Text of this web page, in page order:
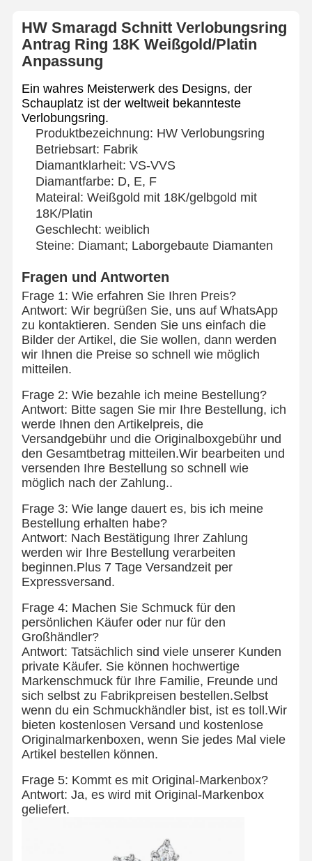
Zu Hause Produkte Videos Über Uns
Werksbesicht
Igung
Qualitätskont
Rolle
Kontakt Mit
Bitte Um Ein
Angebot
HW Smaragd Schnitt Verlobungsring
Antrag Ring 18K Weißgold/Platin
Anpassung
Ein wahres Meisterwerk des Designs, der
Schauplatz ist der weltweit bekannteste
Verlobungsring.
Produktbezeichnung: HW Verlobungsring
Betriebsart: Fabrik
Diamantklarheit: VS-VVS
Diamantfarbe: D, E, F
Mateiral: Weißgold mit 18K/gelbgold mit
18K/Platin
Geschlecht: weiblich
Steine: Diamant; Laborgebaute Diamanten
Fragen und Antworten
Frage 1: Wie erfahren Sie Ihren Preis?
Antwort: Wir begrüßen Sie, uns auf WhatsApp
zu kontaktieren. Senden Sie uns einfach die
Bilder der Artikel, die Sie wollen, dann werden
wir Ihnen die Preise so schnell wie möglich
mitteilen.
Frage 2: Wie bezahle ich meine Bestellung?
Antwort: Bitte sagen Sie mir Ihre Bestellung, ich
werde Ihnen den Artikelpreis, die
Versandgebühr und die Originalboxgebühr und
den Gesamtbetrag mitteilen.Wir bearbeiten und
versenden Ihre Bestellung so schnell wie
möglich nach der Zahlung..
Frage 3: Wie lange dauert es, bis ich meine
Bestellung erhalten habe?
Antwort: Nach Bestätigung Ihrer Zahlung
werden wir Ihre Bestellung verarbeiten
beginnen.Plus 7 Tage Versandzeit per
Expressversand.
Frage 4: Machen Sie Schmuck für den
persönlichen Käufer oder nur für den
Großhändler?
Antwort: Tatsächlich sind viele unserer Kunden
private Käufer. Sie können hochwertige
Markenschmuck für Ihre Familie, Freunde und
sich selbst zu Fabrikpreisen bestellen.Selbst
wenn du ein Schmuckhändler bist, ist es toll.Wir
bieten kostenlosen Versand und kostenlose
Originalmarkenboxen, wenn Sie jedes Mal viele
Artikel bestellen können.
Frage 5: Kommt es mit Original-Markenbox?
Antwort: Ja, es wird mit Original-Markenbox
geliefert.